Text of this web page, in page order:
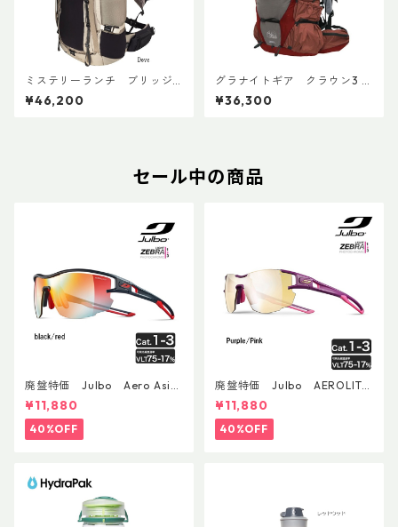
ミステリーランチ ブリッジ
ャー 45 ウィメンズ
¥46,200
グラナイトギア クラウン3 4
0 ECO
¥36,300
セール中の商品
廃盤特価 Julbo Aero Asia
nFit
¥11,880
40%OFF
廃盤特価 Julbo AEROLITE
AsianFit
¥11,880
40%OFF